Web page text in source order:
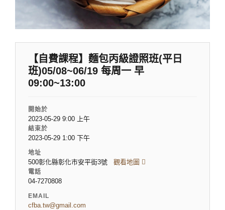
【自費課程】麵包丙級證照班(平日
班)05/08~06/19 每周一 早
09:00~13:00
開始於
2023-05-29 9:00 上午
結束於
2023-05-29 1:00 下午
地址
500彰化縣彰化市安平街3號 觀看地圖
電話
04-7270808
EMAIL
cfba.tw@gmail.com